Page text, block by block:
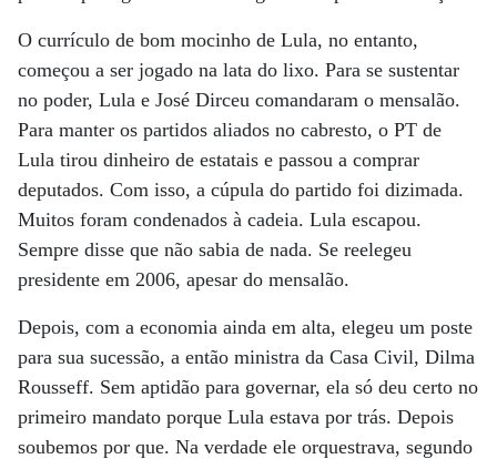
O currículo de bom mocinho de Lula, no entanto,
começou a ser jogado na lata do lixo. Para se sustentar
no poder, Lula e José Dirceu comandaram o mensalão.
Para manter os partidos aliados no cabresto, o PT de
Lula tirou dinheiro de estatais e passou a comprar
deputados. Com isso, a cúpula do partido foi dizimada.
Muitos foram condenados à cadeia. Lula escapou.
Sempre disse que não sabia de nada. Se reelegeu
presidente em 2006, apesar do mensalão.
Depois, com a economia ainda em alta, elegeu um poste
para sua sucessão, a então ministra da Casa Civil, Dilma
Rousseff. Sem aptidão para governar, ela só deu certo no
primeiro mandato porque Lula estava por trás. Depois
soubemos por que. Na verdade ele orquestrava, segundo